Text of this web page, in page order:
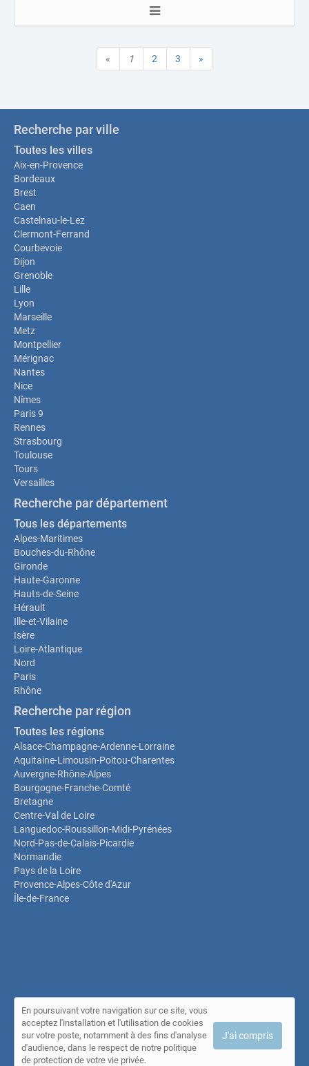
« 1 2 3 »
Recherche par ville
Toutes les villes
Aix-en-Provence
Bordeaux
Brest
Caen
Castelnau-le-Lez
Clermont-Ferrand
Courbevoie
Dijon
Grenoble
Lille
Lyon
Marseille
Metz
Montpellier
Mérignac
Nantes
Nice
Nîmes
Paris 9
Rennes
Strasbourg
Toulouse
Tours
Versailles
Recherche par département
Tous les départements
Alpes-Maritimes
Bouches-du-Rhône
Gironde
Haute-Garonne
Hauts-de-Seine
Hérault
Ille-et-Vilaine
Isère
Loire-Atlantique
Nord
Paris
Rhône
Recherche par région
Toutes les régions
Alsace-Champagne-Ardenne-Lorraine
Aquitaine-Limousin-Poitou-Charentes
Auvergne-Rhône-Alpes
Bourgogne-Franche-Comté
Bretagne
Centre-Val de Loire
Languedoc-Roussillon-Midi-Pyrénées
Nord-Pas-de-Calais-Picardie
Normandie
Pays de la Loire
Provence-Alpes-Côte d'Azur
Île-de-France
© Annuaire Psychologues.fr 2026 | Plan du site
Contact
Conditions générales d'utilisation|Mentions légales
En poursuivant votre navigation sur ce site, vous
acceptez l'installation et l'utilisation de cookies
sur votre poste, notamment à des fins d'analyse
d'audience, dans le respect de notre politique
de protection de votre vie privée.
J'ai compris